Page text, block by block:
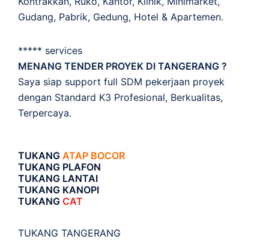
Gudang, Pabrik, Gedung, Hotel & Apartemen.
***** services
MENANG TENDER PROYEK DI TANGERANG ?
Saya siap support full SDM pekerjaan proyek
dengan Standard K3 Profesional, Berkualitas,
Terpercaya.
TUKANG ATAP BOCOR
TUKANG PLAFON
TUKANG LANTAI
TUKANG KANOPI
TUKANG CAT
TUKANG TANGERANG